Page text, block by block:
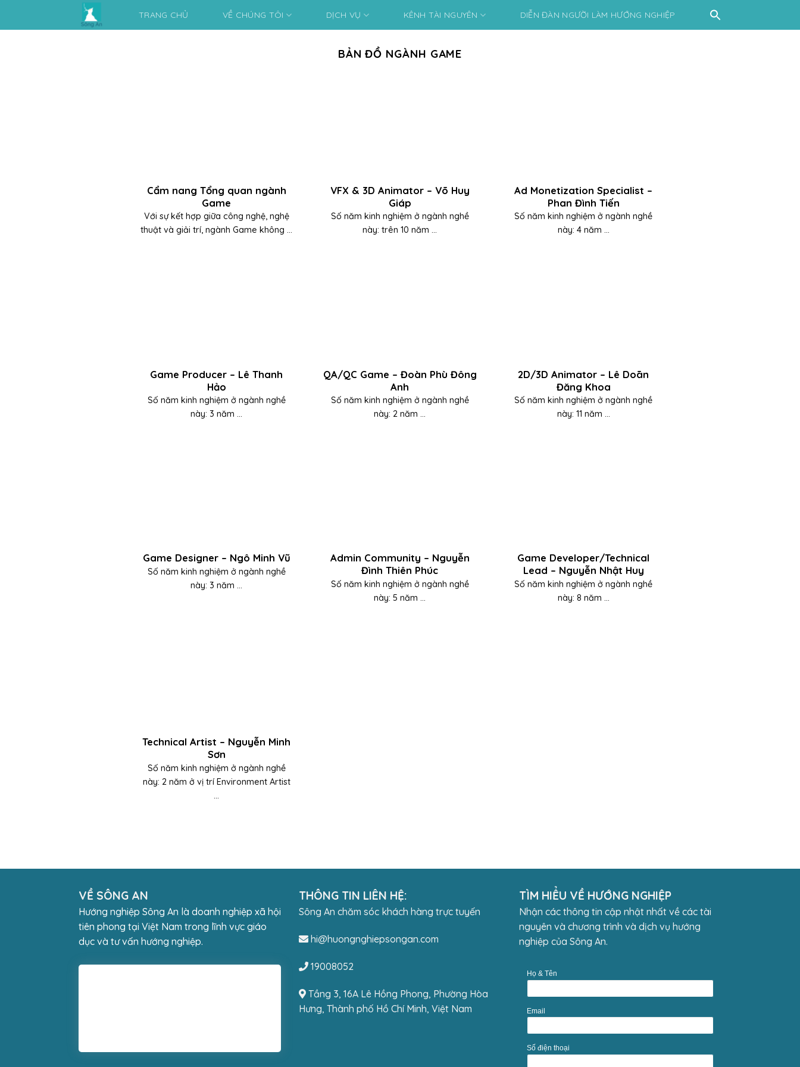
TRANG CHỦ VỀ CHÚNG TÔI DỊCH VỤ KÊNH TÀI NGUYÊN DIỄN ĐÀN NGƯỜI LÀM HƯỚNG NGHIỆP
BẢN ĐỒ NGÀNH GAME
Cẩm nang Tổng quan ngành
Game
Với sự kết hợp giữa công nghệ, nghệ
thuật và giải trí, ngành Game không ...
VFX & 3D Animator – Võ Huy
Giáp
Số năm kinh nghiệm ở ngành nghề
này: trên 10 năm ...
Ad Monetization Specialist –
Phan Đình Tiến
Số năm kinh nghiệm ở ngành nghề
này: 4 năm ...
Game Producer – Lê Thanh
Hảo
Số năm kinh nghiệm ở ngành nghề
này: 3 năm ...
QA/QC Game – Đoàn Phù Đông
Anh
Số năm kinh nghiệm ở ngành nghề
này: 2 năm ...
2D/3D Animator – Lê Doãn
Đăng Khoa
Số năm kinh nghiệm ở ngành nghề
này: 11 năm ...
Game Designer – Ngô Minh Vũ
Số năm kinh nghiệm ở ngành nghề
này: 3 năm ...
Admin Community – Nguyễn
Đình Thiên Phúc
Số năm kinh nghiệm ở ngành nghề
này: 5 năm ...
Game Developer/Technical
Lead – Nguyễn Nhật Huy
Số năm kinh nghiệm ở ngành nghề
này: 8 năm ...
Technical Artist – Nguyễn Minh
Sơn
Số năm kinh nghiệm ở ngành nghề
này: 2 năm ở vị trí Environment Artist
...
VỀ SÔNG AN
Hướng nghiệp Sông An là doanh nghiệp xã hội
tiên phong tại Việt Nam trong lĩnh vực giáo
dục và tư vấn hướng nghiệp.
THÔNG TIN LIÊN HỆ:
Sông An chăm sóc khách hàng trực tuyến
hi@huongnghiepsongan.com
19008052
Tầng 3, 16A Lê Hồng Phong, Phường Hòa
Hưng, Thành phố Hồ Chí Minh, Việt Nam
TÌM HIỂU VỀ HƯỚNG NGHIỆP
Nhận các thông tin cập nhật nhất về các tài
nguyên và chương trình và dịch vụ hướng
nghiệp của Sông An.
Họ & Tên
Email
Số điện thoại